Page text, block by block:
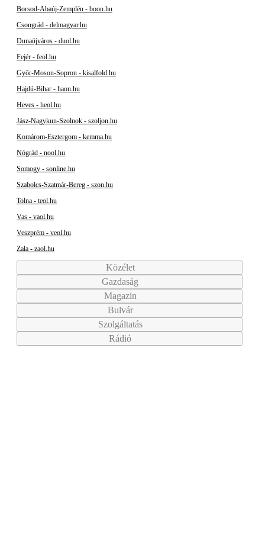
Borsod-Abaúj-Zemplén - boon.hu
Csongrád - delmagyar.hu
Dunaújváros - duol.hu
Fejér - feol.hu
Győr-Moson-Sopron - kisalfold.hu
Hajdú-Bihar - haon.hu
Heves - heol.hu
Jász-Nagykun-Szolnok - szoljon.hu
Komárom-Esztergom - kemma.hu
Nógrád - nool.hu
Somogy - sonline.hu
Szabolcs-Szatmár-Bereg - szon.hu
Tolna - teol.hu
Vas - vaol.hu
Veszprém - veol.hu
Zala - zaol.hu
Közélet
Gazdaság
Magazin
Bulvár
Szolgáltatás
Rádió